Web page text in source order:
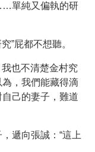
單純又偏執的研
”屁都不想聽。
我也不清楚金村究
，我們能藏得滴
己的妻子，難道
遞向張誠：“這上